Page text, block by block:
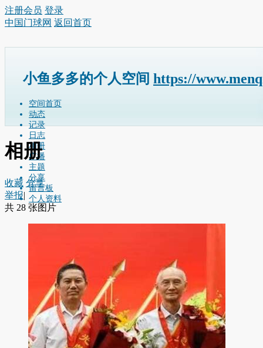
注册会员 登录
中国门球网 返回首页
小鱼多多的个人空间 https://
空间首页
动态
记录
日志
相册
广播
主题
分享
留言板
个人资料
相册
收藏 分享
举报|
共 28 张图片